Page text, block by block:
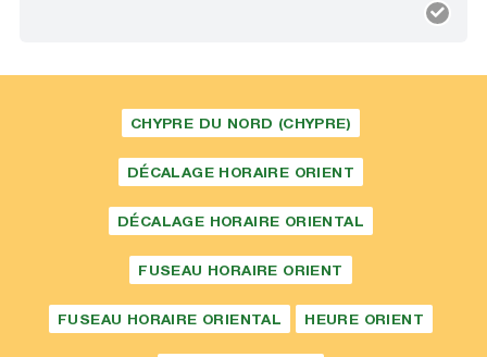
CHYPRE DU NORD (CHYPRE)
DÉCALAGE HORAIRE ORIENT
DÉCALAGE HORAIRE ORIENTAL
FUSEAU HORAIRE ORIENT
FUSEAU HORAIRE ORIENTAL HEURE ORIENT